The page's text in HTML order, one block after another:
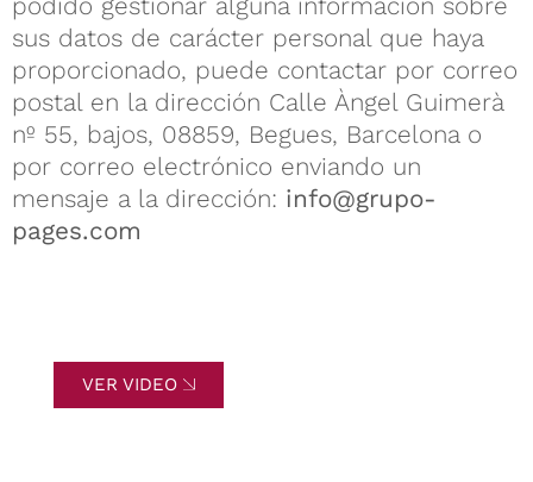
podido gestionar alguna información sobre
sus datos de carácter personal que haya
proporcionado, puede contactar por correo
postal en la dirección Calle Àngel Guimerà
nº 55, bajos, 08859, Begues, Barcelona o
por correo electrónico enviando un
mensaje a la dirección: info@grupo-
pages.com
VER VIDEO